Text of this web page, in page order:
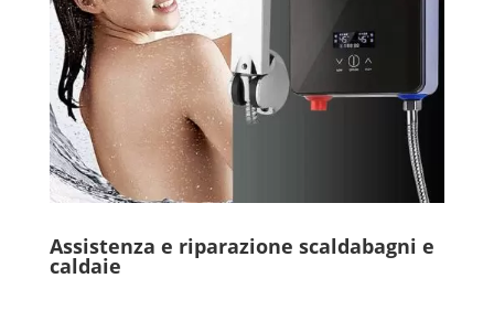
Assistenza e riparazione scaldabagni e
caldaie